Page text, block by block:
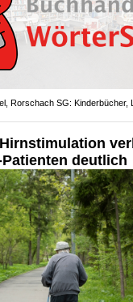
Rorschach SG: Kinderbücher,
deutlich